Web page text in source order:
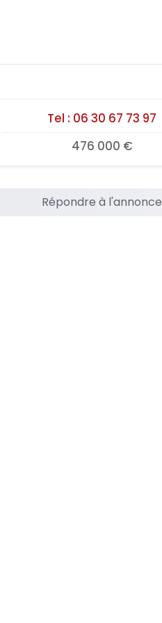
Tel : 06 30 67 73 97
476 000 €
Répondre à l'annonce